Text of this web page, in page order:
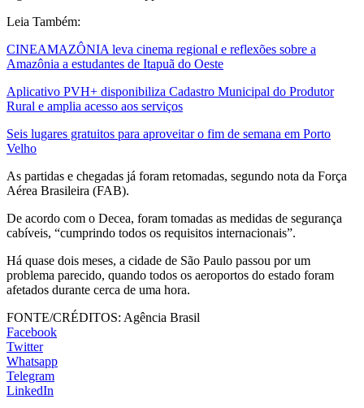
Leia Também:
CINEAMAZÔNIA leva cinema regional e reflexões sobre a
Amazônia a estudantes de Itapuã do Oeste
Aplicativo PVH+ disponibiliza Cadastro Municipal do Produtor
Rural e amplia acesso aos serviços
Seis lugares gratuitos para aproveitar o fim de semana em Porto
Velho
As partidas e chegadas já foram retomadas, segundo nota da Força
Aérea Brasileira (FAB).
De acordo com o Decea, foram tomadas as medidas de segurança
cabíveis, “cumprindo todos os requisitos internacionais”.
Há quase dois meses, a cidade de São Paulo passou por um
problema parecido, quando todos os aeroportos do estado foram
afetados durante cerca de uma hora.
FONTE/CRÉDITOS: Agência Brasil
Facebook
Twitter
Whatsapp
Telegram
LinkedIn